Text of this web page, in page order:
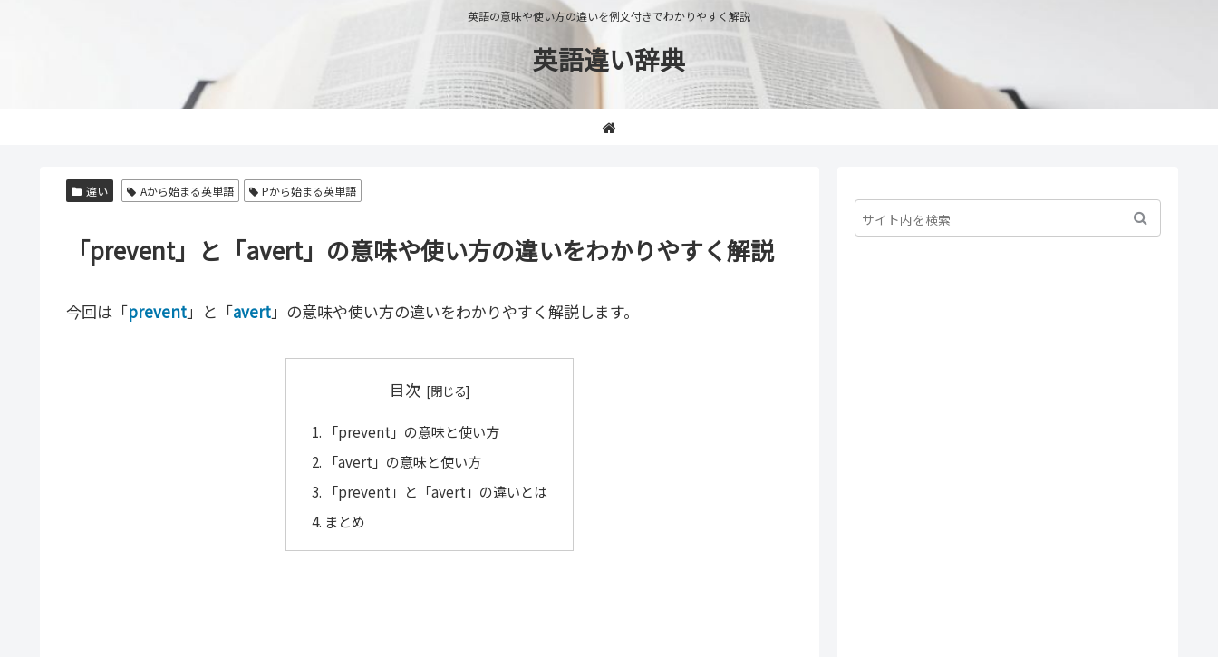
英語の意味や使い方の違いを例文付きでわかりやすく解説
英語違い辞典
違い Aから始まる英単語 Pから始まる英単語
「prevent」と「avert」の意味や使い方の違いをわかりやすく解説
今回は「prevent」と「avert」の意味や使い方の違いをわかりやすく解説します。
目次
「prevent」の意味と使い方
「avert」の意味と使い方
「prevent」と「avert」の違いとは
まとめ